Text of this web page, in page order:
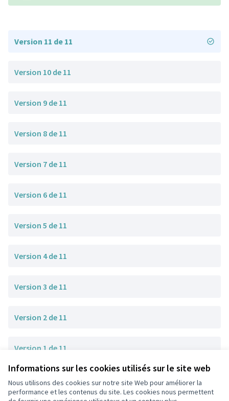
Informations sur les cookies utilisés sur le site web
Nous utilisons des cookies sur notre site Web pour améliorer la
performance et les contenus du site. Les cookies nous permettent
Version 11 de 11
Version 10 de 11
Version 9 de 11
Version 8 de 11
Version 7 de 11
Version 6 de 11
Version 5 de 11
Version 4 de 11
Version 3 de 11
Version 2 de 11
Version 1 de 11
Conditions d'utilisation
Paramètres des cookies